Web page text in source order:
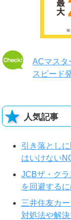
ACマスタ
スピード
人気記事
引き落とし
はいけない
JCBザ・ク
を回避する
三井住友カ
対処法や解